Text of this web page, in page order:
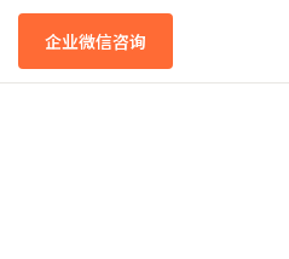
企业微信咨询